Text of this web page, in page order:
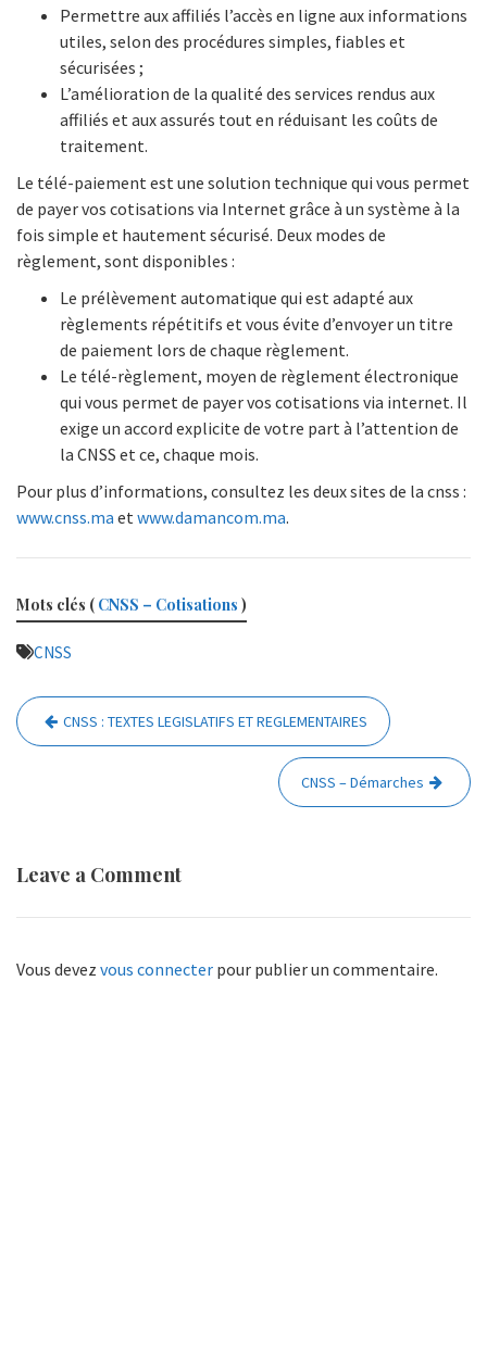
Permettre aux affiliés l’accès en ligne aux informations
utiles, selon des procédures simples, fiables et
sécurisées ;
L’amélioration de la qualité des services rendus aux
affiliés et aux assurés tout en réduisant les coûts de
traitement.
Le télé-paiement est une solution technique qui vous permet
de payer vos cotisations via Internet grâce à un système à la
fois simple et hautement sécurisé. Deux modes de
règlement, sont disponibles :
Le prélèvement automatique qui est adapté aux
règlements répétitifs et vous évite d’envoyer un titre
de paiement lors de chaque règlement.
Le télé-règlement, moyen de règlement électronique
qui vous permet de payer vos cotisations via internet. Il
exige un accord explicite de votre part à l’attention de
la CNSS et ce, chaque mois.
Pour plus d’informations, consultez les deux sites de la cnss :
www.cnss.ma et www.damancom.ma.
Mots clés ( CNSS – Cotisations )
CNSS
Navigation
de
CNSS : TEXTES LEGISLATIFS ET REGLEMENTAIRES
CNSS – Démarches
Leave a Comment
Vous devez vous connecter pour publier un commentaire.